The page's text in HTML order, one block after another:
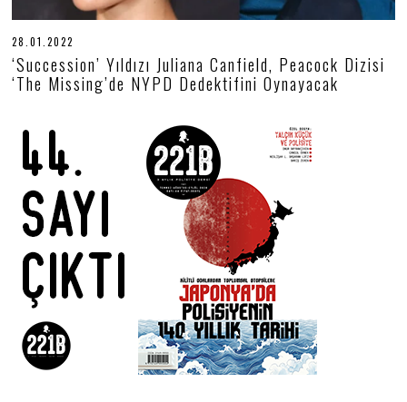
28.01.2022
8
.
0
‘Succession’ Yıldızı Juliana Canfield, Peacock Dizisi
‘The Missing’de NYPD Dedektifini Oynayacak